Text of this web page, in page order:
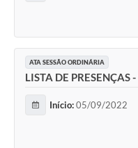
ATA SESSÃO ORDINÁRIA
LISTA DE PRESENÇAS
Início:05/09/2022